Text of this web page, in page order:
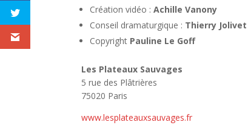
Création vidéo :Achille Vanony
Conseil dramaturgique : Thierry Jolivet
Copyright Pauline Le Goff
Les Plateaux Sauvages
5 rue des Plâtrières
75020 Paris
www.lesplateauxsauvages.fr